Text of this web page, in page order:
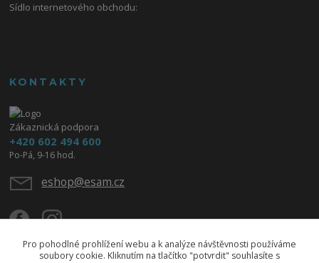
Sídlo internetového obchodu:
KONTAKTY
Zákaznická podpora
+420 602 494 600
Po-Pá, 9-16 hod.
eshop@esam.cz
Pro pohodlné prohlížení webu a k analýze návštěvnosti používáme
soubory cookie. Kliknutím na tlačítko "potvrdit" souhlasíte s